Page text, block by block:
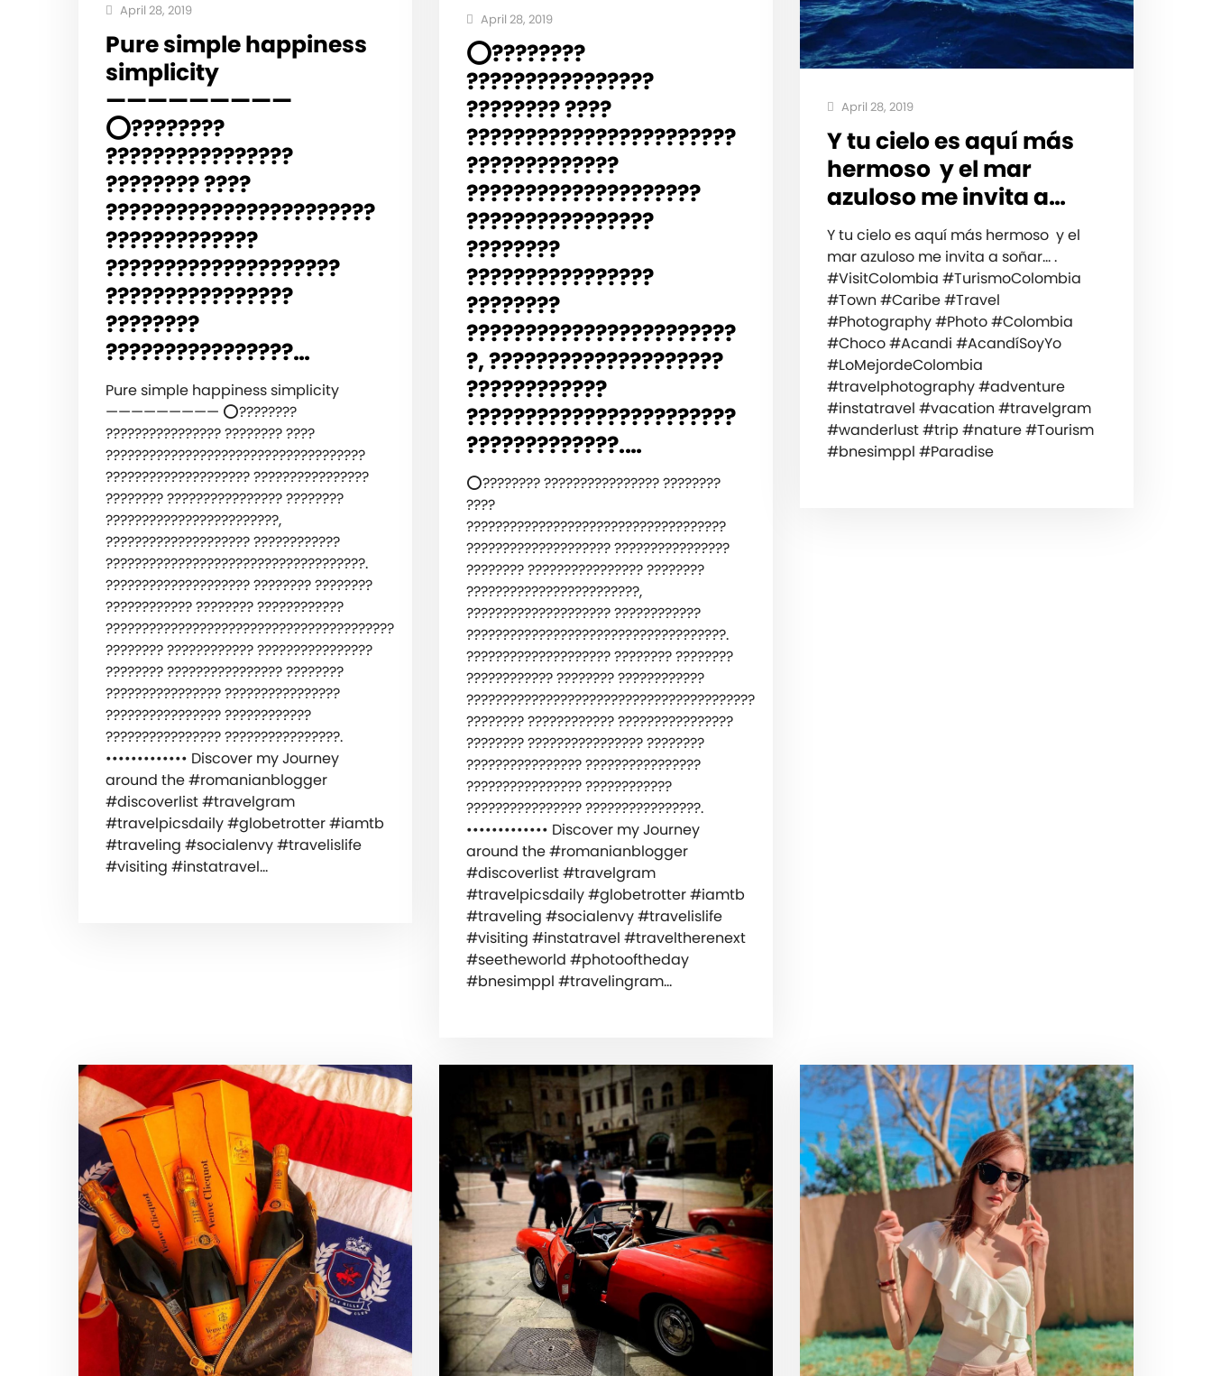
April 28, 2019
Pure simple happiness
simplicity
—————————
⭕️????????
????????????????
???????? ????
???????????????????????
?????????????
????????????????????
????????????????
????????
????????????????…
Pure simple happiness simplicity
————————— ⭕️????????
???????????????? ???????? ????
????????????????????????????????????
???????????????????? ????????????????
???????? ???????????????? ????????
????????????????????????,
???????????????????? ????????????
????????????????????????????????????.
???????????????????? ???????? ????????
???????????? ???????? ????????????
????????????????????????????????????????
???????? ???????????? ????????????????
???????? ???????????????? ????????
???????????????? ????????????????
???????????????? ????????????
???????????????? ????????????????.
••••••••••••• ‍️Discover my Journey
around the #romanianblogger
#discoverlist #travelgram
#travelpicsdaily #globetrotter #iamtb
#traveling #socialenvy #travelislife
#visiting #instatravel…
April 28, 2019
⭕️????????
????????????????
???????? ????
???????????????????????
?????????????
????????????????????
????????????????
????????
????????????????
????????
???????????????????????
?, ????????????????????
????????????
???????????????????????
?????????????.…
⭕️???????? ???????????????? ????????
????
????????????????????????????????????
???????????????????? ????????????????
???????? ???????????????? ????????
????????????????????????,
???????????????????? ????????????
????????????????????????????????????.
???????????????????? ???????? ????????
???????????? ???????? ????????????
????????????????????????????????????????
???????? ???????????? ????????????????
???????? ???????????????? ????????
???????????????? ????????????????
???????????????? ????????????
???????????????? ????????????????.
••••••••••••• ‍️Discover my Journey
around the #romanianblogger
#discoverlist #travelgram
#travelpicsdaily #globetrotter #iamtb
#traveling #socialenvy #travelislife
#visiting #instatravel #traveltherenext
#seetheworld #photooftheday
#bnesimppl #travelingram…
April 28, 2019
Y tu cielo es aquí más
hermoso y el mar
azuloso me invita a…
Y tu cielo es aquí más hermoso y el
mar azuloso me invita a soñar… .
#VisitColombia #TurismoColombia
#Town #Caribe #Travel
#Photography #Photo #Colombia
#Choco #Acandi #AcandíSoyYo
#LoMejordeColombia
#travelphotography #adventure
#instatravel #vacation #travelgram
#wanderlust #trip #nature #Tourism
#bnesimppl #Paradise